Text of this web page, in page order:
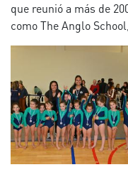
que reunió a más de
como The Anglo